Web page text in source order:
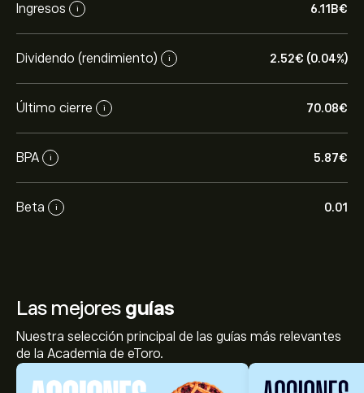
Ingresos i 6.11B‎€‎
Dividendo (rendimiento) i 2.52‎€‎ (0.04%)
Último cierre i 70.08‎€‎
BPA i 5.87‎€‎
Beta i 0.01
Las mejores guías
Nuestra selección principal de las guías más relevantes
de la Academia de eToro.